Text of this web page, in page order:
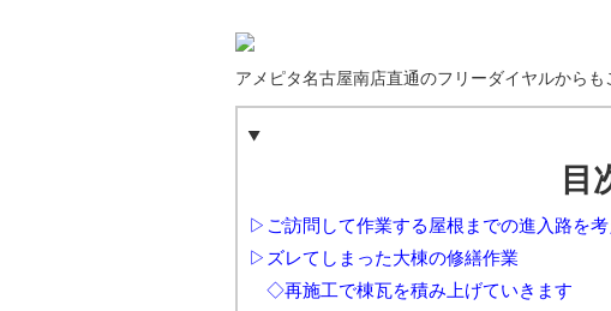
アメピタ名古屋南店直通のフリーダイヤルからも
目
▷ご訪問して作業する屋根までの進入路を考
▷ズレてしまった大棟の修繕作業
◇再施工で棟瓦を積み上げていきます